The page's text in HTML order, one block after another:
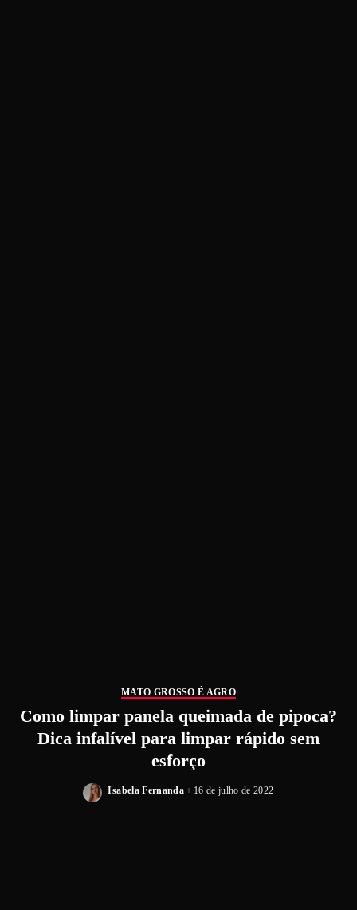
MATO GROSSO É AGRO
Como limpar panela queimada de pipoca?
Dica infalível para limpar rápido sem
esforço
Isabela Fernanda 16 de julho de 2022